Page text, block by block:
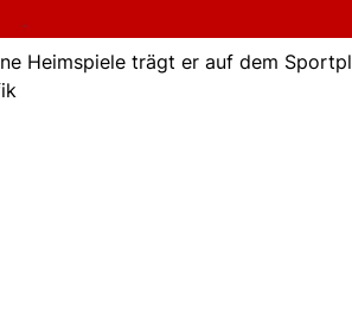
Heimspiele trägt er auf dem